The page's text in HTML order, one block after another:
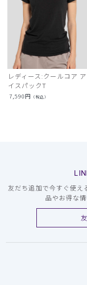
レディース:クールコア ア
イスパックT
7,590円 （税込）
友だち追加で今すぐ使え
品やお得な